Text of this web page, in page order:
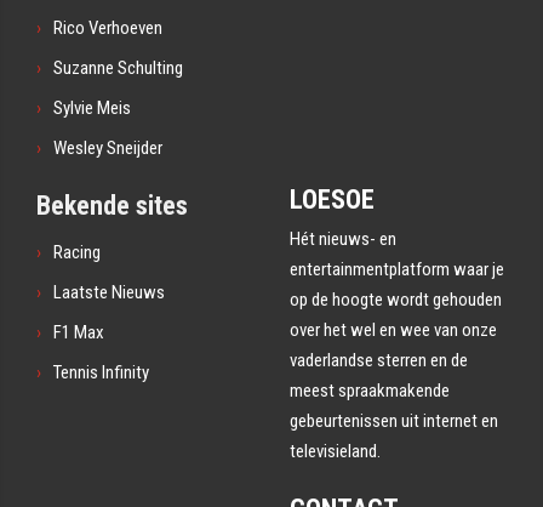
Rico Verhoeven
Suzanne Schulting
Sylvie Meis
Wesley Sneijder
Bekende sites
Racing
Laatste Nieuws
F1 Max
Tennis Infinity
LOESOE
Hét nieuws- en
entertainmentplatform waar je
op de hoogte wordt gehouden
over het wel en wee van onze
vaderlandse sterren en de
meest spraakmakende
gebeurtenissen uit internet en
televisieland.